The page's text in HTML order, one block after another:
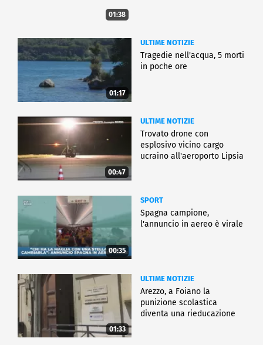
01:38
01:17
ULTIME NOTIZIE
Tragedie nell'acqua, 5 morti
in poche ore
00:47
ULTIME NOTIZIE
Trovato drone con
esplosivo vicino cargo
ucraino all'aeroporto Lipsia
00:35
SPORT
Spagna campione,
l'annuncio in aereo è virale
01:33
ULTIME NOTIZIE
Arezzo, a Foiano la
punizione scolastica
diventa una rieducazione